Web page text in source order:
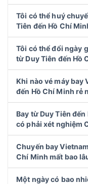
Tôi có thể huý
Tiên đến Hồ Chí
Tôi có thể đổi ngày
từ Duy Tiên đến Hồ
Khi nào vé máy bay
đến Hồ Chí Minh rẻ
Bay từ Duy Tiên
có phải xét nghiệm
Chuyến bay
Chí Minh mất bao
Một ngày có bao